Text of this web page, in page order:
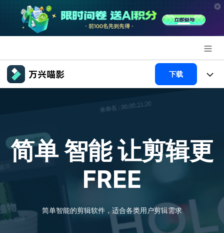
推荐产品
关于万兴
下载
产品功能
视频/照片
AI 绘画
解决方案
专业创作人群
文章资讯
帮助中心
简单 智能让剪辑更
FREE
简单智能的剪辑软件，适合各类用户剪辑需求